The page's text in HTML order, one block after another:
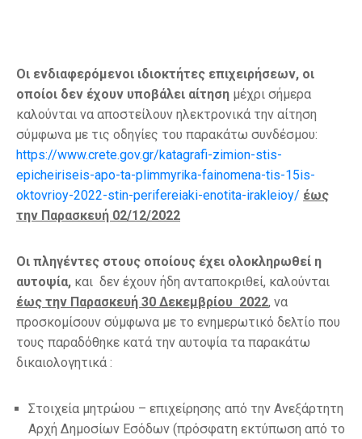
Οι ενδιαφερόμενοι ιδιοκτήτες επιχειρήσεων, οι
οποίοι δεν έχουν υποβάλει αίτηση μέχρι σήμερα
καλούνται να αποστείλουν ηλεκτρονικά την αίτηση
σύμφωνα με τις οδηγίες του παρακάτω συνδέσμου:
https://www.crete.gov.gr/katagrafi-zimion-stis-
epicheiriseis-apo-ta-plimmyrika-fainomena-tis-15is-
oktovrioy-2022-stin-perifereiaki-enotita-irakleioy/ έως
την Παρασκευή 02/12/2022
Οι πληγέντες στους οποίους έχει ολοκληρωθεί η
αυτοψία, και δεν έχουν ήδη ανταποκριθεί, καλούνται
έως την Παρασκευή 30 Δεκεμβρίου 2022, να
προσκομίσουν σύμφωνα με το ενημερωτικό δελτίο που
τους παραδόθηκε κατά την αυτοψία τα παρακάτω
δικαιολογητικά :
Στοιχεία μητρώου – επιχείρησης από την Ανεξάρτητη
Αρχή Δημοσίων Εσόδων (πρόσφατη εκτύπωση από το